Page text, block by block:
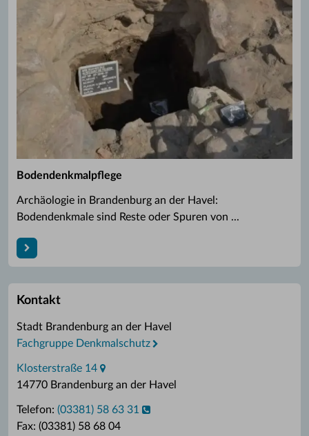
Bodendenkmalpflege
Archäologie in Brandenburg an der Havel:
Bodendenkmale sind Reste oder Spuren von ...
Kontakt
Stadt Brandenburg an der Havel
Fachgruppe Denkmalschutz
Klosterstraße 14
14770 Brandenburg an der Havel
Telefon: (03381) 58 63 31
Fax: (03381) 58 68 04